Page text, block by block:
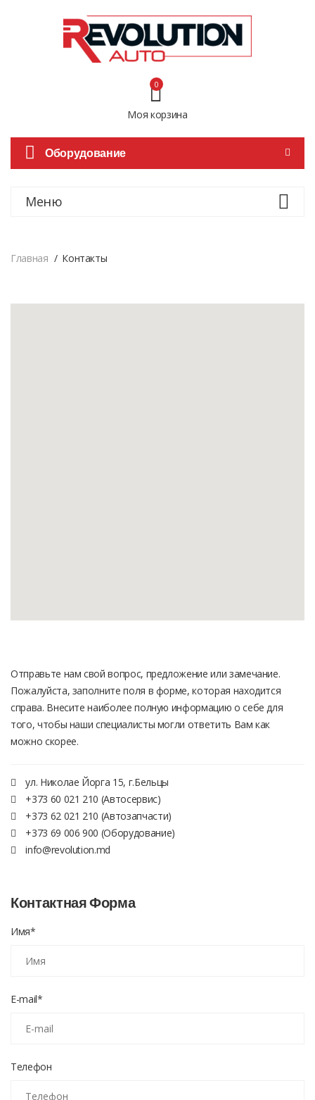
Моя корзина
0
Оборудование
Меню
Главная Контакты
Отправьте нам свой вопрос, предложение или замечание.
Пожалуйста, заполните поля в форме, которая находится
справа. Внесите наиболее полную информацию о себе для
того, чтобы наши специалисты могли ответить Вам как
можно скорее.
ул. Николае Йорга 15, г.Бельцы
+373 60 021 210 (Автосервис)
+373 62 021 210 (Автозапчасти)
+373 69 006 900 (Оборудование)
info@revolution.md
Контактная Форма
Имя*
E-mail*
Телефон